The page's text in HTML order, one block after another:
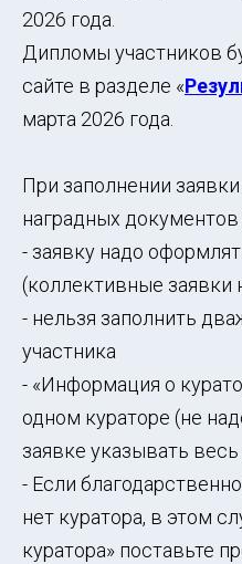
2026 года.
Дипломы участников
сайте в разделе «
марта 2026 года.
При заполнении
наградных
- заявку надо
(коллективные заявки
- нельзя заполнить
участника
- «Информация о
одном кураторе (не
заявке указывать
- Если
нет куратора, в этом
куратора» поставьте